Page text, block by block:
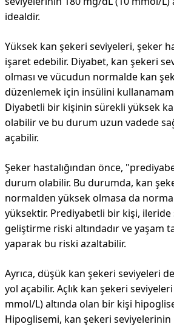
idealdir.
Yüksek kan şekeri seviyeleri, şeker
işaret edebilir. Diyabet, kan şekeri
olması ve vücudun normalde kan
düzenlemek için insülini
Diyabetli bir kişinin sürekli yüksek
olabilir ve bu durum uzun vadede
açabilir.
Şeker hastalığından önce,
durum olabilir. Bu durumda, kan
normalden yüksek olmasa da
yüksektir. Prediyabetli bir kişi, ileride
geliştirme riski altındadır ve yaşam
yaparak bu riski azaltabilir.
Ayrıca, düşük kan şekeri seviyeleri
yol açabilir. Açlık kan şekeri
mmol/L) altında olan bir kişi
Hipoglisemi, kan şekeri